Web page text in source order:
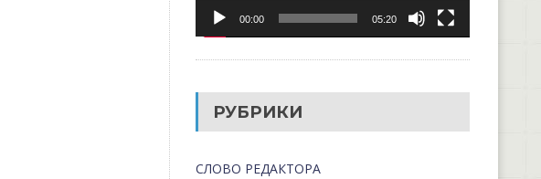
00:00 05:20
РУБРИКИ
СЛОВО РЕДАКТОРА